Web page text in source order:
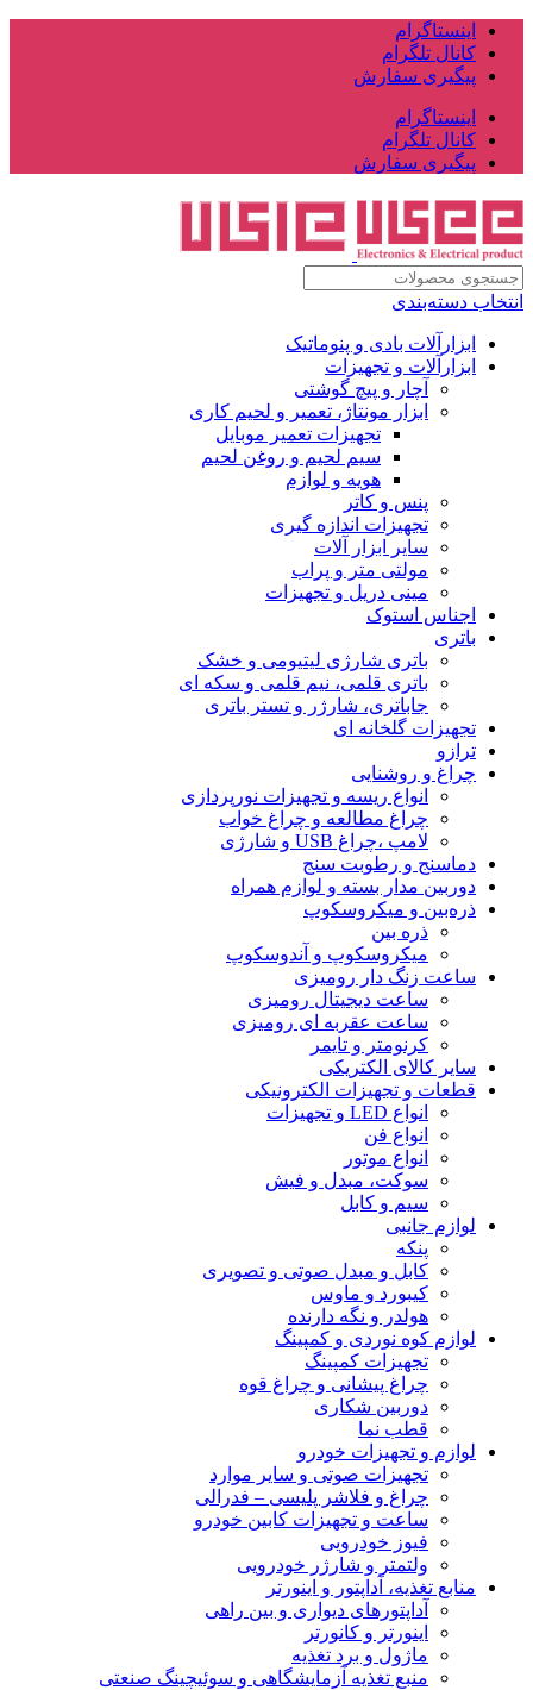
اینستاگرام
کانال تلگرام
پیگیری سفارش
اینستاگرام
کانال تلگرام
پیگیری سفارش
انتخاب دسته‌بندی
ابزارآلات بادی و پنوماتیک
ابزارآلات و تجهیزات
آچار و پیچ گوشتی
ابزار مونتاژ، تعمیر و لحیم کاری
تجهیزات تعمیر موبایل
سیم لحیم و روغن لحیم
هویه و لوازم
پنس و کاتر
تجهیزات اندازه گیری
سایر ابزار آلات
مولتی متر و پراب
مینی دریل و تجهیزات
اجناس استوک
باتری
باتری شارژی لیتیومی و خشک
باتری قلمی، نیم قلمی و سکه ای
جاباتری، شارژر و تستر باتری
تجهیزات گلخانه ای
ترازو
چراغ و روشنایی
انواع ریسه و تجهیزات نورپردازی
چراغ مطالعه و چراغ خواب
لامپ ،چراغ USB و شارژی
دماسنج و رطوبت سنج
دوربین مدار بسته و لوازم همراه
ذره‌بین و میکروسکوپ
ذره بین
میکروسکوپ و آندوسکوپ
ساعت زنگ دار رومیزی
ساعت دیجیتال رومیزی
ساعت عقربه ای رومیزی
کرنومتر و تایمر
سایر کالای الکتریکی
قطعات و تجهیزات الکترونیکی
انواع LED و تجهیزات
انواع فن
انواع موتور
سوکت، مبدل و فیش
سیم و کابل
لوازم جانبی
پنکه
کابل و مبدل صوتی و تصویری
کیبورد و ماوس
هولدر و نگه دارنده
لوازم کوه نوردی و کمپینگ
تجهیزات کمپینگ
چراغ پیشانی و چراغ قوه
دوربین شکاری
قطب نما
لوازم و تجهیزات خودرو
تجهیزات صوتی و سایر موارد
چراغ و فلاشر پلیسی – فدرالی
ساعت و تجهیزات کابین خودرو
فیوز خودرویی
ولتمتر و شارژر خودرویی
منابع تغذیه، آداپتور و اینورتر
آداپتورهای دیواری و بین راهی
اینورتر و کانورتر
ماژول و برد تغذیه
منبع تغذیه آزمایشگاهی و سوئیچینگ صنعتی